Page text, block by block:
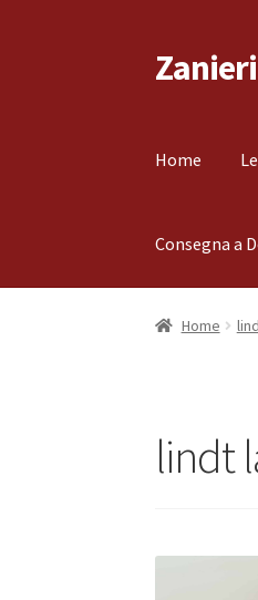
Vai
alla
Vai
al
Home
Consegna a
HomeHome
lindt